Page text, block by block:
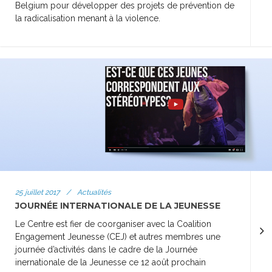
Belgium pour développer des projets de prévention de
la radicalisation menant à la violence.
25 juillet 2017 / Actualités
JOURNÉE INTERNATIONALE DE LA JEUNESSE
Le Centre est fier de coorganiser avec la Coalition
Engagement Jeunesse (CEJ) et autres membres une
journée d’activités dans le cadre de la Journée
inernationale de la Jeunesse ce 12 août prochain